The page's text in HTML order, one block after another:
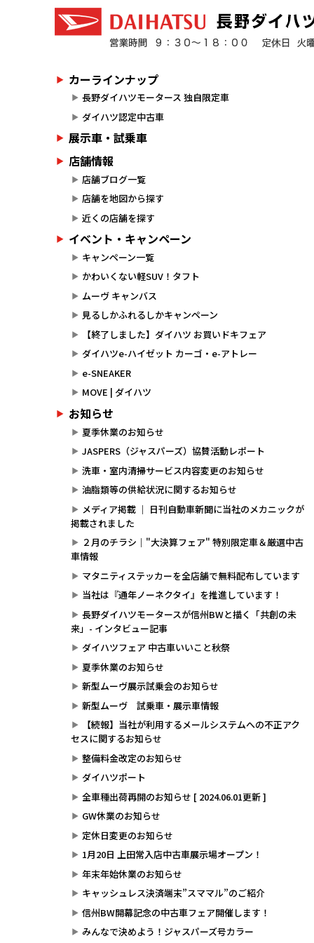
カーラインナップ
長野ダイハツモータース 独自限定車
ダイハツ認定中古車
展示車・試乗車
店舗情報
店舗ブログ一覧
店舗を地図から探す
近くの店舗を探す
イベント・キャンペーン
キャンペーン一覧
かわいくない軽SUV！タフト
ムーヴ キャンバス
見るしかふれるしかキャンペーン
【終了しました】ダイハツ お買いドキフェア
ダイハツe-ハイゼット カーゴ・e-アトレー
e-SNEAKER
MOVE | ダイハツ
お知らせ
夏季休業のお知らせ
JASPERS（ジャスパーズ）協賛活動レポート
洗車・室内清掃サービス内容変更のお知らせ
油脂類等の供給状況に関するお知らせ
メディア掲載 ｜ 日刊自動車新聞に当社のメカニックが
掲載されました
２月のチラシ｜"大決算フェア" 特別限定車＆厳選中古
車情報
マタニティステッカーを全店舗で無料配布しています
当社は『通年ノーネクタイ』を推進しています！
長野ダイハツモータースが信州BWと描く「共創の未
来」- インタビュー記事
ダイハツフェア 中古車いいこと秋祭
夏季休業のお知らせ
新型ムーヴ展示試乗会のお知らせ
新型ムーヴ 試乗車・展示車情報
【続報】当社が利用するメールシステムへの不正アク
セスに関するお知らせ
整備料金改定のお知らせ
ダイハツポート
全車種出荷再開のお知らせ [ 2024.06.01更新 ]
GW休業のお知らせ
定休日変更のお知らせ
1月20日 上田常入店中古車展示場オープン！
年末年始休業のお知らせ
キャッシュレス決済端末”スママル”のご紹介
信州BW開幕記念の中古車フェア開催します！
みんなで決めよう！ジャスパーズ号カラー